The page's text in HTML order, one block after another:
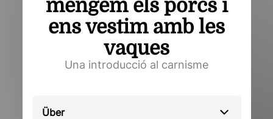
mengem els porcs i
ens vestim amb les
vaques
Una introducció al carnisme
Über